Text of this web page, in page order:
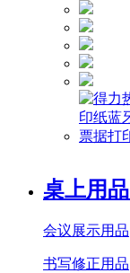
桌上用品
会议展示用品
书写修正用品